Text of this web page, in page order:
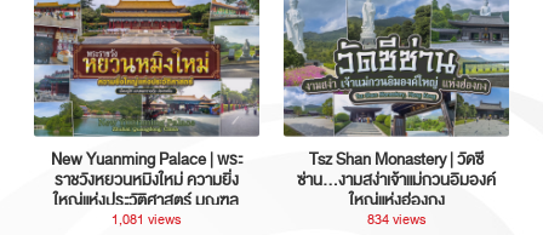
New Yuanming Palace | พระ
ราชวังหยวนหมิงใหม่ ความยิ่ง
ใหญ่แห่งประวัติศาสตร์ มณฑล
กวางตุ้ง ประเทศจีน
1,081 views
Tsz Shan Monastery | วัดซี
ซ่าน…งามสง่าเจ้าแม่กวนอิมองค์
ใหญ่แห่งฮ่องกง
834 views